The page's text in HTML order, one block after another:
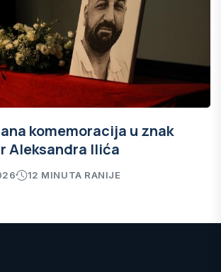
komemoracija u znak
Aleksandra Ilića
12 MINUTA RANIJE